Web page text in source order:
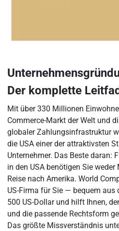
Der komplette
Mit über 330 Millionen
Commerce-Markt der Welt und
globaler Zahlungsinfrastruktur
die USA einer der attraktivsten
Unternehmer. Das Beste daran:
in den USA benötigen Sie
Reise nach Amerika. World
US-Firma für Sie — bequem
500 US-Dollar und hilft Ihnen,
und die passende Rechtsform
Das größte Missverständnis